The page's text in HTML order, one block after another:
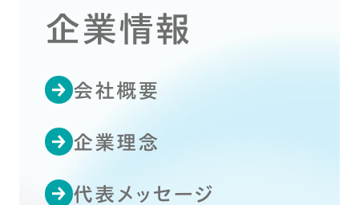
企業情報
会社概要
企業理念
代表メッセージ